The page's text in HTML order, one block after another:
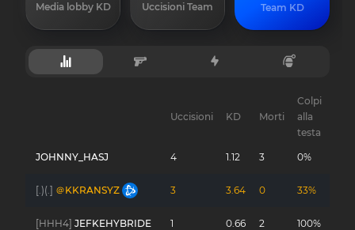
Media lobby KD Uccisioni Team Team KD
Uccisioni KD Morti
Colpi
alla
testa
JOHNNY_HASJ 4 1.12 3 0%
[.)(.] ＠KKRANSYZ 3 3.64 0 33%
[HHH4] JEFKEHYBRIDE 1 0.66 2 100%